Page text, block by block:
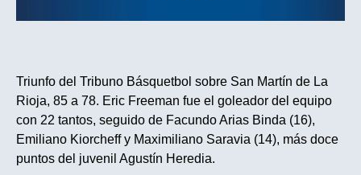
Triunfo del Tribuno Básquetbol sobre San Martín de La
Rioja, 85 a 78. Eric Freeman fue el goleador del equipo
con 22 tantos, seguido de Facundo Arias Binda (16),
Emiliano Kiorcheff y Maximiliano Saravia (14), más doce
puntos del juvenil Agustín Heredia.